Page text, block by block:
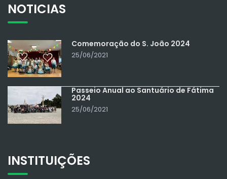
NOTICIAS
Comemoração do S. João 2024
25/06/2021
Passeio Anual ao Santuário de Fátima
2024
25/06/2021
INSTITUIÇÕES